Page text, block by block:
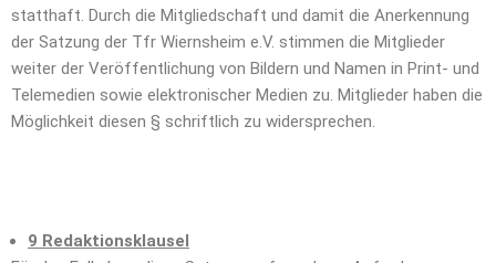
statthaft. Durch die Mitgliedschaft und damit die Anerkennung
der Satzung der Tfr Wiernsheim e.V. stimmen die Mitglieder
weiter der Veröffentlichung von Bildern und Namen in Print- und
Telemedien sowie elektronischer Medien zu. Mitglieder haben die
Möglichkeit diesen § schriftlich zu widersprechen.
9 Redaktionsklausel